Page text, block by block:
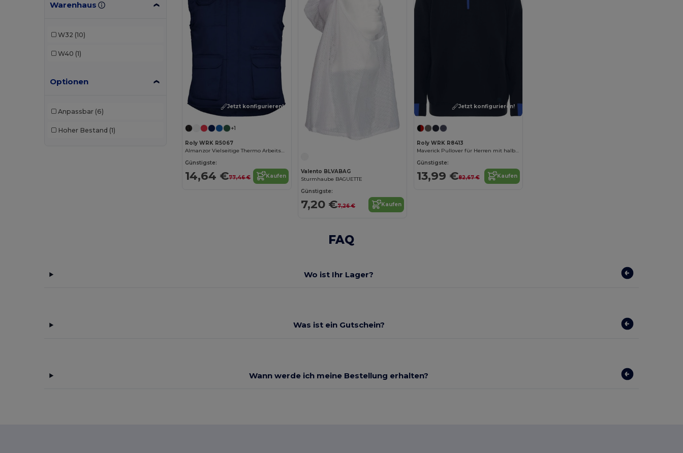
Warenhaus
W32 (10)
W40 (1)
Optionen
Anpassbar (6)
Hoher Bestand (1)
Jetzt konfigurieren!
+1
Roly WRK R5067
Almanzor Vielseitige Thermo Arbeitsweste mit hohem Kragen
Günstigste:
14,64 €77,46 € Kaufen
Valento BLVABAG
Sturmhaube BAGUETTE
Günstigste:
7,20 €7,26 € Kaufen
Jetzt konfigurieren!
Roly WRK R8413
Maverick Pullover für Herren mit halbem Reißverschluss, 280 g/m2
Günstigste:
13,99 €82,67 € Kaufen
FAQ
Wo ist Ihr Lager?
Was ist ein Gutschein?
Wann werde ich meine Bestellung erhalten?